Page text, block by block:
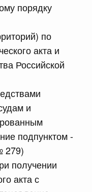
порядку
по
акта и
Российской
и
подпунктом -
279)
получении
акта с